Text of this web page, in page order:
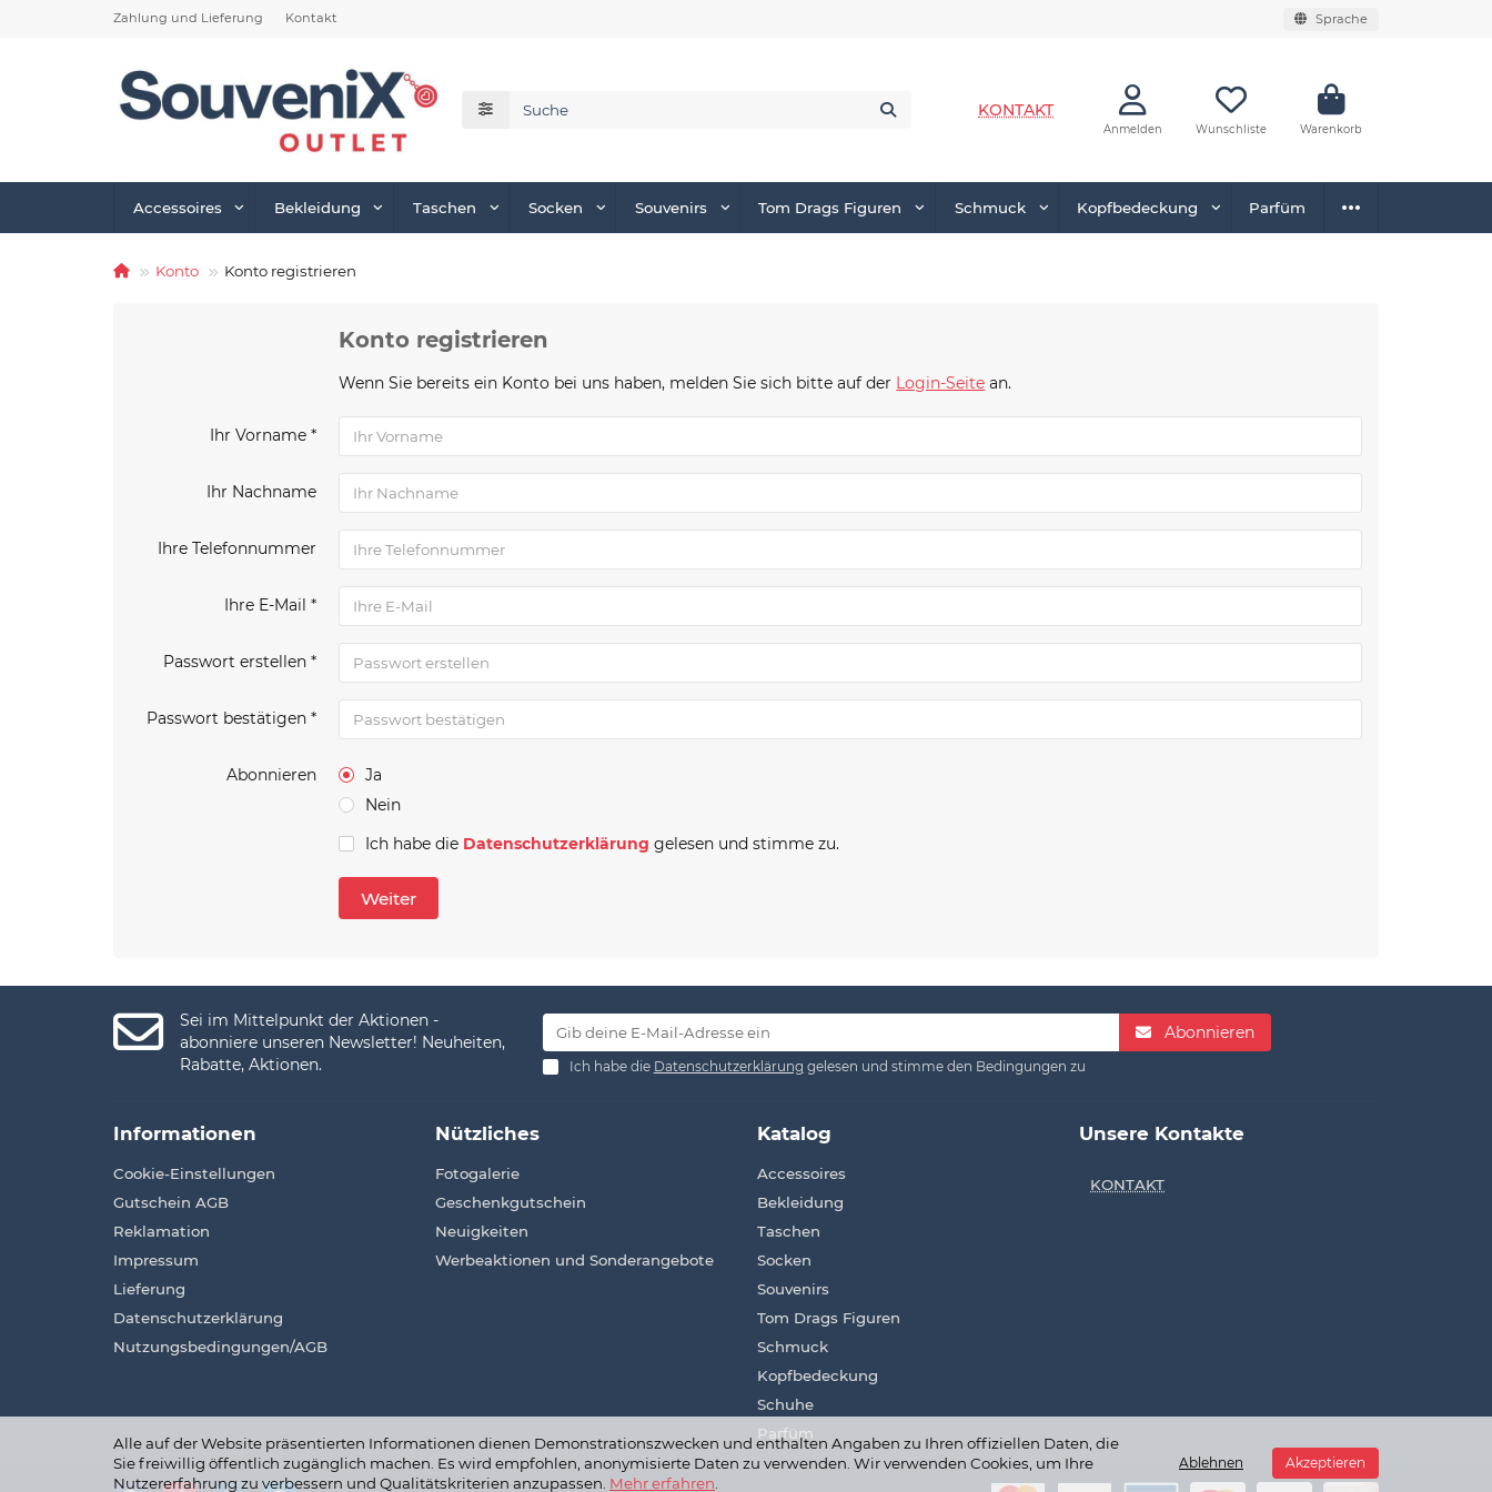
Zahlung und Lieferung Kontakt Sprache
KONTAKT
Anmelden Wunschliste Warenkorb
Accessoires Bekleidung Taschen Socken Souvenirs Tom Drags Figuren Schmuck Kopfbedeckung Parfüm
Konto Konto registrieren
Konto registrieren
Wenn Sie bereits ein Konto bei uns haben, melden Sie sich bitte auf der Login-Seite an.
Ihr Vorname *
Ihr Nachname
Ihre Telefonnummer
Ihre E-Mail *
Passwort erstellen *
Passwort bestätigen *
Abonnieren
Ja
Nein
Ich habe die Datenschutzerklärung gelesen und stimme zu.
Weiter
Alle auf der Website präsentierten Informationen dienen Demonstrationszwecken und enthalten Angaben zu Ihren offiziellen Daten, die
Sie freiwillig öffentlich zugänglich machen. Es wird empfohlen, anonymisierte Daten zu verwenden. Wir verwenden Cookies, um Ihre
Nutzererfahrung zu verbessern und Qualitätskriterien anzupassen. Mehr erfahren
Ablehnen Akzeptieren
Sei im Mittelpunkt der Aktionen -
abonniere unseren Newsletter! Neuheiten,
Rabatte, Aktionen.
Abonnieren
Ich habe die Datenschutzerklärung gelesen und stimme den Bedingungen zu
Informationen
Cookie-Einstellungen
Gutschein AGB
Reklamation
Impressum
Lieferung
Datenschutzerklärung
Nutzungsbedingungen/AGB
Nützliches
Fotogalerie
Geschenkgutschein
Neuigkeiten
Werbeaktionen und Sonderangebote
Katalog
Accessoires
Bekleidung
Taschen
Socken
Souvenirs
Tom Drags Figuren
Schmuck
Kopfbedeckung
Schuhe
Parfüm
Unsere Kontakte
KONTAKT